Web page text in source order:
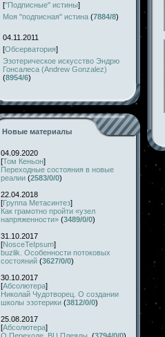
["Подписные" истины]
Моя "подписная" истина (7884/8)
04.11.2011
[Обсерватория]
Эзотерическое искусство Эндрю
Гонсалеса (Andrew Gonzalez)
(8954/6)
Новые материалы
04.09.2020
[Том Кеньон]
Переходные состояния в новые
реалии (2583/0/0)
22.04.2018
[Группа Метасинтез]
Как грамотно пройти «узел
напряженности» (3489/0/0)
31.10.2017
[NosceTeIpsum]
buzlik. Особенности потоковых
состояний (3627/0/0)
30.10.2017
[Абсолютера]
Николай Чудотворец. О создании
школы эзотерики (3812/0/0)
25.08.2017
[Абсолютера]